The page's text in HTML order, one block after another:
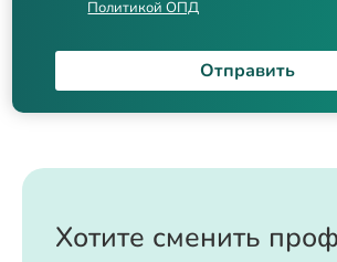
Политикой ОПД
Отправить
Хотите сменить